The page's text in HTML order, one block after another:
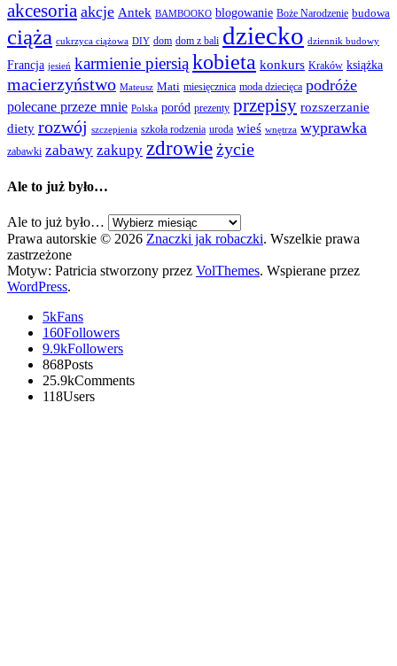
akcesoria akcje Antek BAMBOOKO blogowanie Boże Narodzenie budowa
ciąża cukrzyca ciążowa DIY dom dom z bali dziecko dziennik budowy
Francja jesień karmienie piersiąkobieta konkurs Kraków książka
macierzyństwo Mateusz Mati miesięcznica moda dziecięca podróże
polecane przeze mnie Polska poród prezenty przepisy rozszerzanie
diety rozwój szczepienia szkoła rodzenia uroda wieś wnętrza wyprawka
zabawki zabawy zakupy zdrowieżycie
Ale to już było…
Ale to już było…
Prawa autorskie © 2026 Znaczki jak robaczki. Wszelkie prawa
zastrzeżone
Motyw: Patricia stworzony przez VolThemes. Wspierane przez
WordPress.
5kFans
160Followers
9.9kFollowers
868Posts
25.9kComments
118Users